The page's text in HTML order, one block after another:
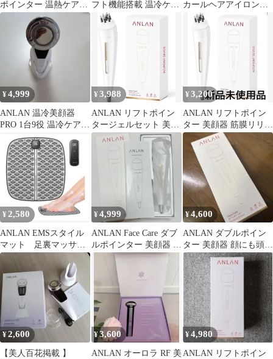
ポインター 温熱ケア
ANLAN 携帯 小型 軽量
フト機能搭載 温冷ケ
ア・LEDライト付き 8
機能搭載
カールヘアアイロン
32mm
¥4,999
ANLAN 温冷美顔器
PRO 1台9役 温冷ケア 3
色光エステ 多機能美顔
器
¥ 3,988
ANLAN リフトポイン
タージェルセット 美顔
器
¥ 3,200
ANLAN リフトポイン
ター 美顔器 筋膜リリー
ス EMS RF 微電流 温熱
¥ 2,580
ANLAN EMSスタイル
マット 足裏マッサー
ジャー ６モード 15
¥4,999
ANLAN Face Care ダブ
ルポインター 美顔器 リ
フトポインター
¥4,600
ANLAN ダブルポイン
ター 美顔器 顔にも頭皮
にも
¥2,600
【美人百花掲載 】
¥3,600
ANLAN オーロラ RF 美
¥4,980
ANLAN リフトポイン